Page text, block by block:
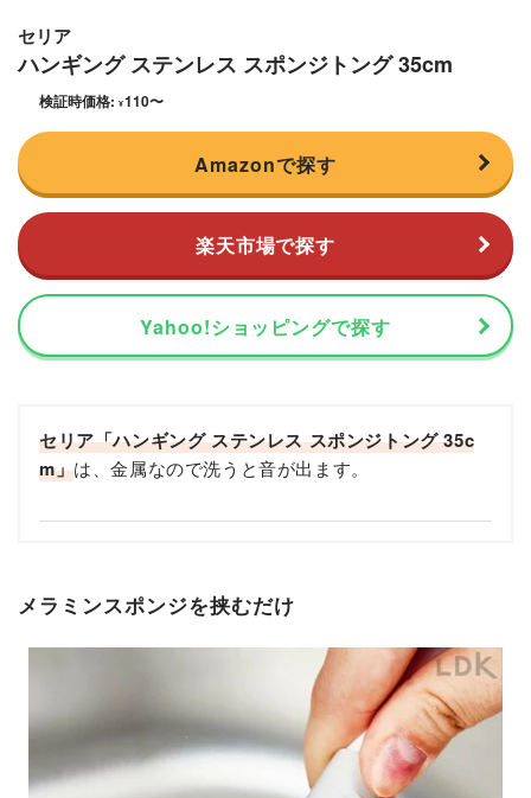
セリア
ハンギング ステンレス スポンジトング 35cm
検証時価格: ¥110〜
Amazonで探す
楽天市場で探す
Yahoo!ショッピングで探す
セリア「ハンギング ステンレス スポンジトング 35c
m」は、金属なので洗うと音が出ます。
メラミンスポンジを挟むだけ